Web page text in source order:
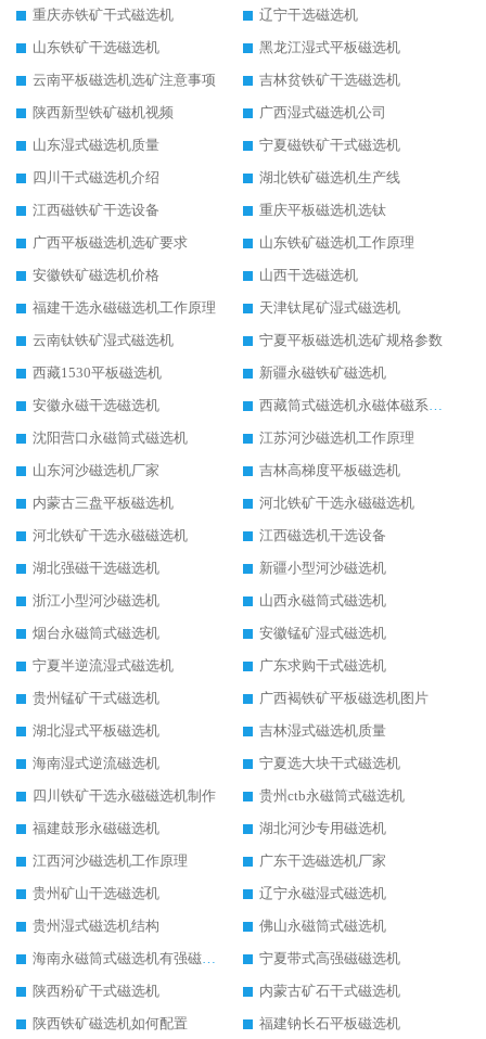
重庆赤铁矿干式磁选机
辽宁干选磁选机
山东铁矿干选磁选机
黑龙江湿式平板磁选机
云南平板磁选机选矿注意事项
吉林贫铁矿干选磁选机
陕西新型铁矿磁机视频
广西湿式磁选机公司
山东湿式磁选机质量
宁夏磁铁矿干式磁选机
四川干式磁选机介绍
湖北铁矿磁选机生产线
江西磁铁矿干选设备
重庆平板磁选机选钛
广西平板磁选机选矿要求
山东铁矿磁选机工作原理
安徽铁矿磁选机价格
山西干选磁选机
福建干选永磁磁选机工作原理
天津钛尾矿湿式磁选机
云南钛铁矿湿式磁选机
宁夏平板磁选机选矿规格参数
西藏1530平板磁选机
新疆永磁铁矿磁选机
安徽永磁干选磁选机
西藏筒式磁选机永磁体磁系设计
沈阳营口永磁筒式磁选机
江苏河沙磁选机工作原理
山东河沙磁选机厂家
吉林高梯度平板磁选机
内蒙古三盘平板磁选机
河北铁矿干选永磁磁选机
河北铁矿干选永磁磁选机
江西磁选机干选设备
湖北强磁干选磁选机
新疆小型河沙磁选机
浙江小型河沙磁选机
山西永磁筒式磁选机
烟台永磁筒式磁选机
安徽锰矿湿式磁选机
宁夏半逆流湿式磁选机
广东求购干式磁选机
贵州锰矿干式磁选机
广西褐铁矿平板磁选机图片
湖北湿式平板磁选机
吉林湿式磁选机质量
海南湿式逆流磁选机
宁夏选大块干式磁选机
四川铁矿干选永磁磁选机制作
贵州ctb永磁筒式磁选机
福建鼓形永磁磁选机
湖北河沙专用磁选机
江西河沙磁选机工作原理
广东干选磁选机厂家
贵州矿山干选磁选机
辽宁永磁湿式磁选机
贵州湿式磁选机结构
佛山永磁筒式磁选机
海南永磁筒式磁选机有强磁的吗
宁夏带式高强磁磁选机
陕西粉矿干式磁选机
内蒙古矿石干式磁选机
陕西铁矿磁选机如何配置
福建钠长石平板磁选机